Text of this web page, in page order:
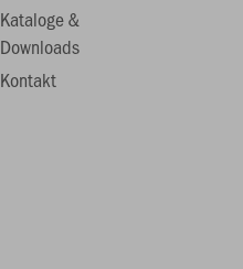
Kataloge &
Downloads
Kontakt